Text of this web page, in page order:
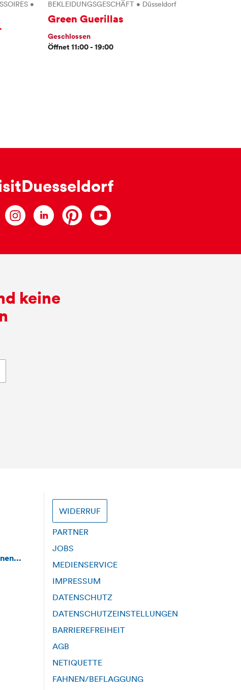
•
BEKLEIDUNGSGESCHÄFT • Düsseldorf
Green Guerillas
Geschlossen
Öffnet 11:00 - 19:00
keine
WIDERRUF
PARTNER
JOBS
MEDIENSERVICE
IMPRESSUM
DATENSCHUTZ
DATENSCHUTZEINSTELLUNGEN
BARRIEREFREIHEIT
AGB
NETIQUETTE
FAHNEN/BEFLAGGUNG